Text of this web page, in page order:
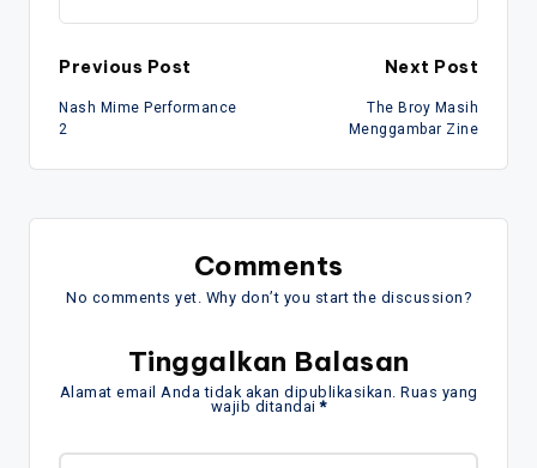
Post
navigation
Previous Post
Nash Mime Performance
2
Next Post
The Broy Masih
Menggambar Zine
Comments
No comments yet. Why don’t you start the discussion?
Tinggalkan Balasan
Alamat email Anda tidak akan dipublikasikan. Ruas yang
wajib ditandai*